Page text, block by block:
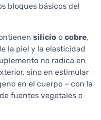
bloques básicos del
silicio o cobre,
la piel y la elasticidad
no radica en
sino en estimular
en el cuerpo – con la
fuentes vegetales o